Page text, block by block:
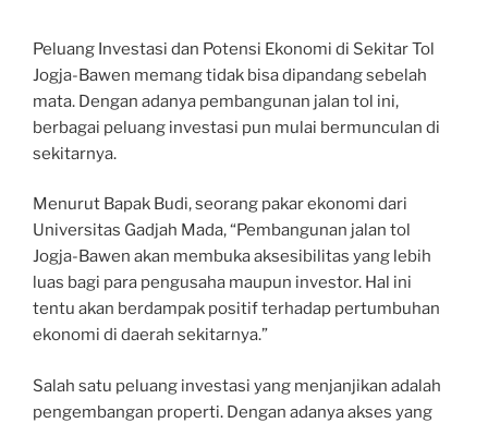
Peluang Investasi dan Potensi Ekonomi di Sekitar Tol
Jogja-Bawen memang tidak bisa dipandang sebelah
mata. Dengan adanya pembangunan jalan tol ini,
berbagai peluang investasi pun mulai bermunculan di
sekitarnya.
Menurut Bapak Budi, seorang pakar ekonomi dari
Universitas Gadjah Mada, “Pembangunan jalan tol
Jogja-Bawen akan membuka aksesibilitas yang lebih
luas bagi para pengusaha maupun investor. Hal ini
tentu akan berdampak positif terhadap pertumbuhan
ekonomi di daerah sekitarnya.”
Salah satu peluang investasi yang menjanjikan adalah
pengembangan properti. Dengan adanya akses yang